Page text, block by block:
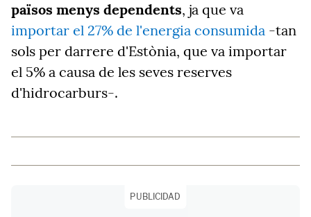
països menys dependents, ja que va
importar el 27% de l'energia consumida -tan
sols per darrere d'Estònia, que va importar
el 5% a causa de les seves reserves
d'hidrocarburs-.
PUBLICIDAD